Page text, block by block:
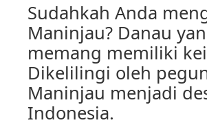
Sudahkah Anda
Maninjau? Danau
memang memiliki
Dikelilingi oleh
Maninjau menjadi
Indonesia.